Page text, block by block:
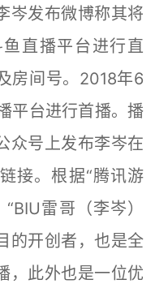
发布微博称其将
直播平台进行直
房间号。2018年6
平台进行首播。播
众号上发布李岑在
接。根据“腾讯游
雷哥（李岑）
的开创者，也是全
，此外也是一位优